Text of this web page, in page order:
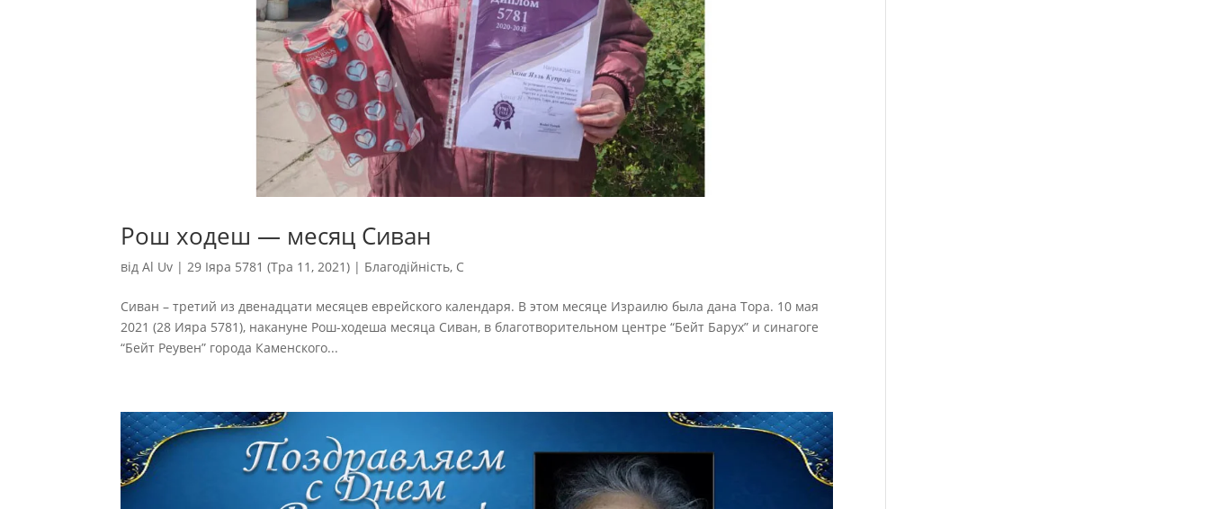
Рош ходеш — месяц Сиван
відAl Uv |29 Іяра 5781 (Тра 11, 2021) | Благодійність, С
Сиван – третий из двенадцати месяцев еврейского календаря. В этом месяце Израилю была дана Тора. 10 мая
2021 (28 Ияра 5781), накануне Рош-ходеша месяца Сиван, в благотворительном центре “Бейт Барух” и синагоге
“Бейт Реувен” города Каменского...